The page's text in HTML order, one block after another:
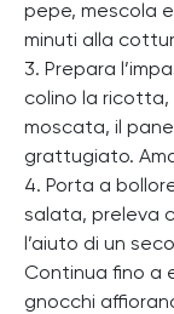
pepe, mescola
minuti alla
3. Prepara
colino la ricotta,
moscata, il
grattugiato.
4. Porta a
salata, preleva
l’aiuto di un
Continua fino a
gnocchi